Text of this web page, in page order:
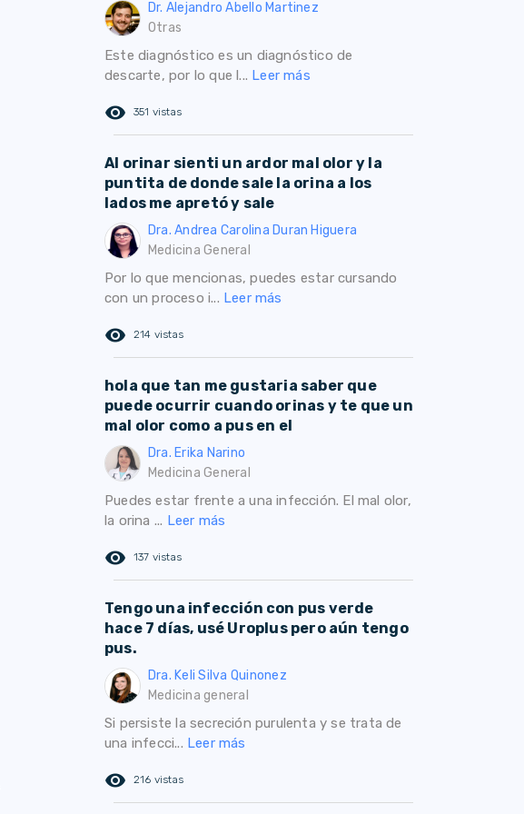
Dr. Alejandro Abello Martinez
Otras
Este diagnóstico es un diagnóstico de
descarte, por lo que l... Leer más
remove_red_eye 351 vistas
Al orinar sienti un ardor mal olor y la
puntita de donde sale la orina a los
lados me apretó y sale
Dra. Andrea Carolina Duran Higuera
Medicina General
Por lo que mencionas, puedes estar cursando
con un proceso i... Leer más
remove_red_eye 214 vistas
hola que tan me gustaria saber que
puede ocurrir cuando orinas y te que un
mal olor como a pus en el
Dra. Erika Narino
Medicina General
Puedes estar frente a una infección. El mal olor,
la orina ... Leer más
remove_red_eye 137 vistas
Tengo una infección con pus verde
hace 7 días, usé Uroplus pero aún tengo
pus.
Dra. Keli Silva Quinonez
Medicina general
Si persiste la secreción purulenta y se trata de
una infecci... Leer más
remove_red_eye 216 vistas